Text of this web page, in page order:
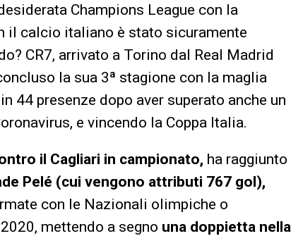
Champions League con la
il calcio italiano è stato sicuramente
CR7, arrivato a Torino dal Real Madrid
la sua 3ª stagione con la maglia
44 presenze dopo aver superato anche un
e vincendo la Coppa Italia.
il Cagliari in campionato, ha raggiunto
Pelé (cui vengono attributi 767 gol),
con le Nazionali olimpiche o
mettendo a segno una doppietta nella